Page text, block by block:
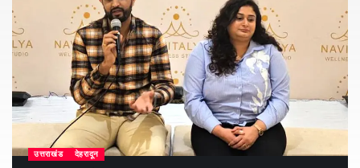
उत्तराखंड देहरादून